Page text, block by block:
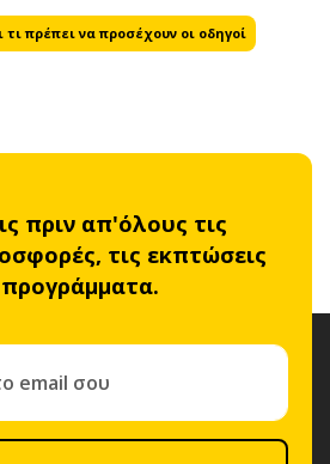
πρέπει να προσέχουν οι οδηγοί
πριν απ'όλους τις
τις εκπτώσεις